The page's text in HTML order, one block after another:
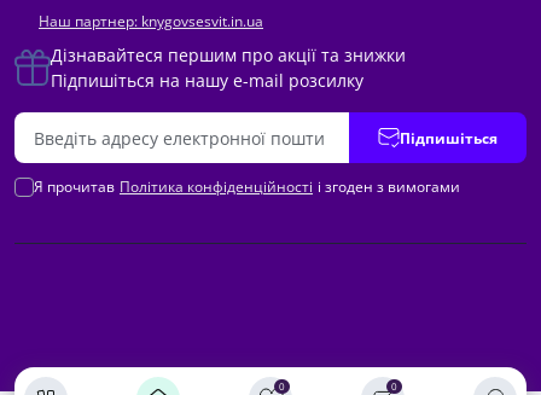
0 0
Наш партнер: knygovsesvit.in.ua
Дізнавайтеся першим про акції та знижки
Підпишіться на нашу e-mail розсилку
Підпишіться
Я прочитав Політика конфіденційності і згоден з вимогами